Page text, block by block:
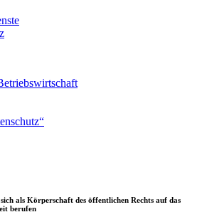
als Körperschaft des öffentlichen Rechts auf das
berufen